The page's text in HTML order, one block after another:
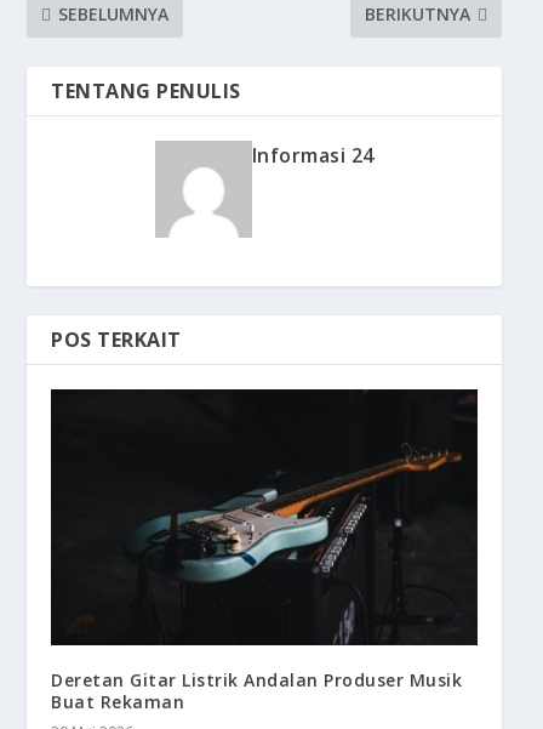
SEBELUMNYA
BERIKUTNYA
TENTANG PENULIS
Informasi 24
POS TERKAIT
Deretan Gitar Listrik Andalan Produser Musik
Buat Rekaman